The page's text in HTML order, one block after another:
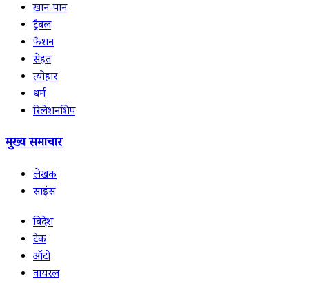
खान-पान
ट्रैवल
फैशन
सेहत
त्योहार
धर्म
रिलेशनशिप
मुख्य समाचार
लेखक
साइंस
विदेश
टेक
ऑटो
वायरल